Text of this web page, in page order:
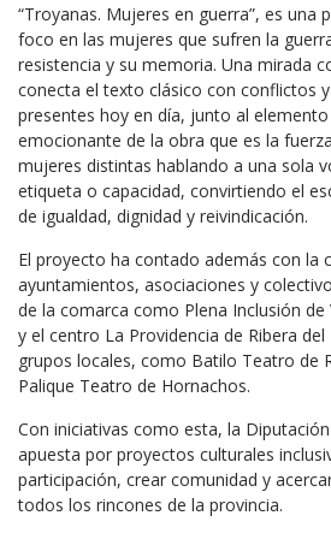
“Troyanas. Mujeres en guerra”, es una
foco en las mujeres que sufren la
resistencia y su memoria. Una mirada
conecta el texto clásico con conflictos
presentes hoy en día, junto al
emocionante de la obra que es la
mujeres distintas hablando a una sola
etiqueta o capacidad, convirtiendo el
de igualdad, dignidad y reivindicación.
El proyecto ha contado además con la
ayuntamientos, asociaciones y
de la comarca como Plena Inclusión
y el centro La Providencia de Ribera
grupos locales, como Batilo Teatro de
Palique Teatro de Hornachos.
Con iniciativas como esta, la
apuesta por proyectos culturales
participación, crear comunidad y
todos los rincones de la provincia.